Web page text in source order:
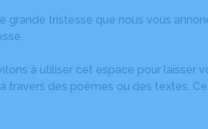
grande tristesse que nous vous
à utiliser cet espace pour laisser
travers des poèmes ou des textes.